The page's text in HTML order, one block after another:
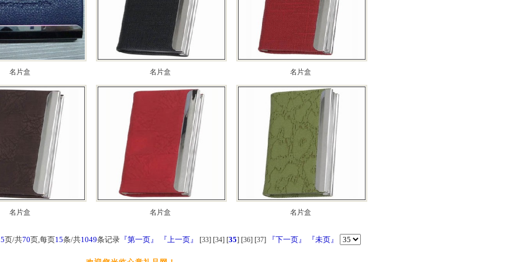
名片盒 名片盒 名片盒
名片盒 名片盒 名片盒
页/共70页,每页15条/共1049条记录 『第一页』 『上一页』 [33] [34] [35] [36] [37] 『下一页』 『未页』